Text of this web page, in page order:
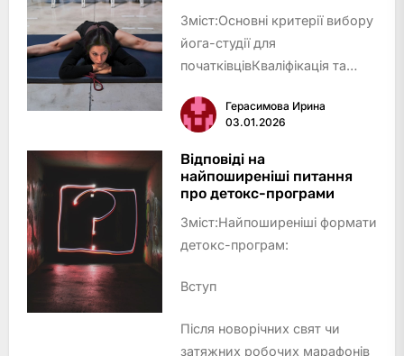
тенденція до …
Зміст:Основні критерії вибору
йога-студії для
початківцівКваліфікація та
йога-занять та стилі
практикиАтмосфера студії та
зручностіРозташування та
розклад занятьПрозорість цін
та додатк…
Герасимова Ирина
03.01.2026
Відповіді на
найпоширеніші питання
про детокс-програми
Зміст:Найпоширеніші формати
детокс-програм:
Вступ
Після новорічних свят чи
затяжних робочих марафонів